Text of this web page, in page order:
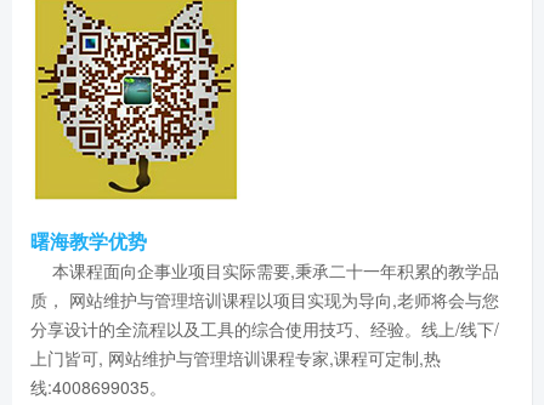
曙海教学优势
本课程面向企事业项目实际需要,秉承二十一年积累的教学品
质， 网站维护与管理培训课程以项目实现为导向,老师将会与您
分享设计的全流程以及工具的综合使用技巧、经验。线上/线下/
上门皆可, 网站维护与管理培训课程专家,课程可定制,热
线:4008699035。